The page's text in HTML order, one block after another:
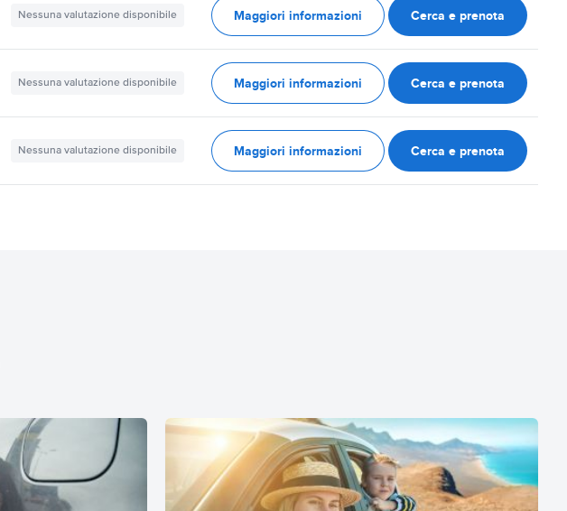
Nessuna valutazione disponibile Maggiori informazioni Cerca e prenota
Nessuna valutazione disponibile Maggiori informazioni Cerca e prenota
Nessuna valutazione disponibile Maggiori informazioni Cerca e prenota